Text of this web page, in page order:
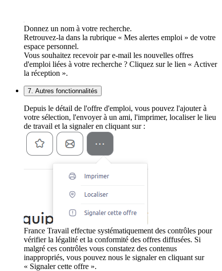
Donnez un nom à votre recherche.
Retrouvez-la dans la rubrique « Mes alertes emploi » de votre
espace personnel.
Vous souhaitez recevoir par e-mail les nouvelles offres
d'emploi liées à votre recherche ? Cliquez sur le lien « Activer
la réception ».
7. Autres fonctionnalités
Depuis le détail de l'offre d'emploi, vous pouvez l'ajouter à
votre sélection, l'envoyer à un ami, l'imprimer, localiser le lieu
de travail et la signaler en cliquant sur :
France Travail effectue systématiquement des contrôles pour
vérifier la légalité et la conformité des offres diffusées. Si
malgré ces contrôles vous constatez des contenus
inappropriés, vous pouvez nous le signaler en cliquant sur
« Signaler cette offre ».